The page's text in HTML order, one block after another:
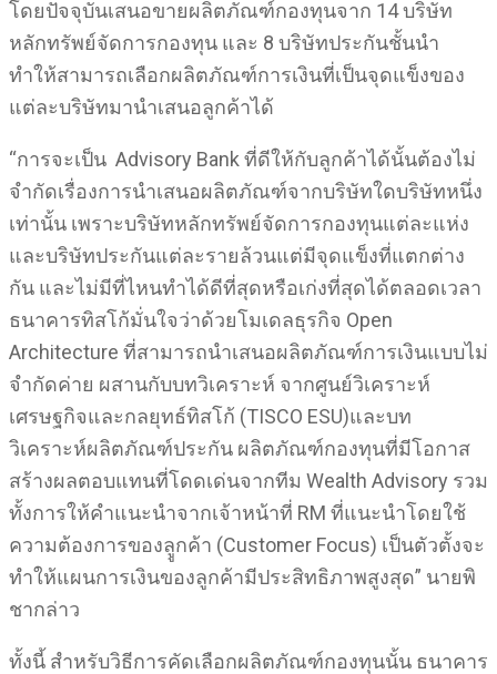
โดยปัจจุบันเสนอขายผลิตภัณฑ์กองทุนจาก 14 บริษัท
หลักทรัพย์จัดการกองทุน และ 8 บริษัทประกันชั้นนำ
ทำให้สามารถเลือกผลิตภัณฑ์การเงินที่เป็นจุดแข็งของ
แต่ละบริษัทมานำเสนอลูกค้าได้
“การจะเป็น Advisory Bank ที่ดีให้กับลูกค้าได้นั้นต้องไม่
จำกัดเรื่องการนำเสนอผลิตภัณฑ์จากบริษัทใดบริษัทหนึ่ง
เท่านั้น เพราะบริษัทหลักทรัพย์จัดการกองทุนแต่ละแห่ง
และบริษัทประกันแต่ละรายล้วนแต่มีจุดแข็งที่แตกต่าง
กัน และไม่มีที่ไหนทำได้ดีที่สุดหรือเก่งที่สุดได้ตลอดเวลา
ธนาคารทิสโก้มั่นใจว่าด้วยโมเดลธุรกิจ Open
Architecture ที่สามารถนำเสนอผลิตภัณฑ์การเงินแบบไม่
จำกัดค่าย ผสานกับบทวิเคราะห์ จากศูนย์วิเคราะห์
เศรษฐกิจและกลยุทธ์ทิสโก้ (TISCO ESU)และบท
วิเคราะห์ผลิตภัณฑ์ประกัน ผลิตภัณฑ์กองทุนที่มีโอกาส
สร้างผลตอบแทนที่โดดเด่นจากทีม Wealth Advisory รวม
ทั้งการให้คำแนะนำจากเจ้าหน้าที่ RM ที่แนะนำโดยใช้
ความต้องการของลููกค้า (Customer Focus) เป็นตัวตั้งจะ
ทำให้แผนการเงินของลูกค้ามีประสิทธิภาพสูงสุด” นายพิ
ชากล่าว
ทั้งนี้ สำหรับวิธีการคัดเลือกผลิตภัณฑ์กองทุนนั้น ธนาคาร